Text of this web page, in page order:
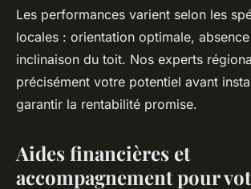
Les performances varient selon les
locales : orientation optimale,
inclinaison du toit. Nos experts
précisément votre potentiel avant
garantir la rentabilité promise.
Aides financières et
accompagnement pour